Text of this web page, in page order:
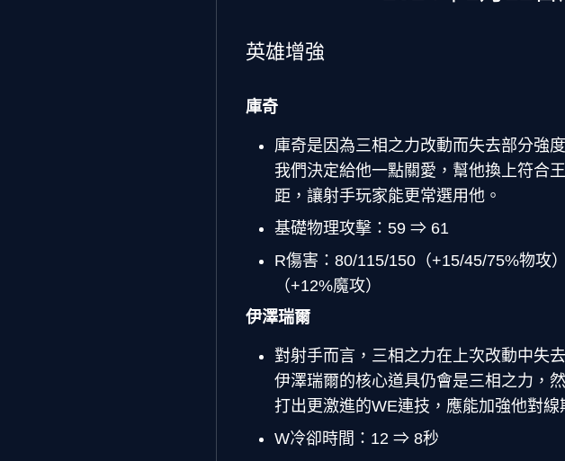
英雄增強
庫奇
庫奇是因為三相之力改動而失去部分強
我們決定給他一點關愛，幫他換上符合
距，讓射手玩家能更常選用他。
基礎物理攻擊：59 ⇒ 61
R傷害：80/115/150（+15/45/75%物攻
（+12%魔攻）
伊澤瑞爾
對射手而言，三相之力在上次改動中失
伊澤瑞爾的核心道具仍會是三相之力，
打出更激進的WE連技，應能加強他對線
W冷卻時間：12 ⇒ 8秒